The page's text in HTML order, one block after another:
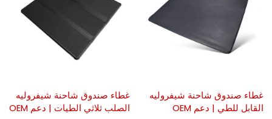
غطاء صندوق شاحنة شيفروليه
القابل للطي | دعم OEM
غطاء صندوق شاحنة شيفروليه
الصلب ثلاثي الطيات | دعم OEM